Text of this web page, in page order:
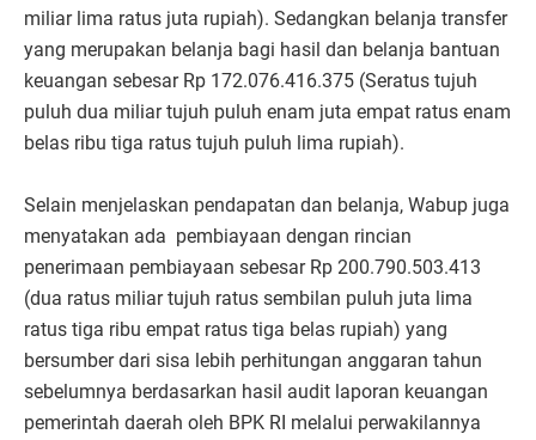
miliar lima ratus juta rupiah). Sedangkan belanja transfer
yang merupakan belanja bagi hasil dan belanja bantuan
keuangan sebesar Rp 172.076.416.375 (Seratus tujuh
puluh dua miliar tujuh puluh enam juta empat ratus enam
belas ribu tiga ratus tujuh puluh lima rupiah).
Selain menjelaskan pendapatan dan belanja, Wabup juga
menyatakan ada pembiayaan dengan rincian
penerimaan pembiayaan sebesar Rp 200.790.503.413
(dua ratus miliar tujuh ratus sembilan puluh juta lima
ratus tiga ribu empat ratus tiga belas rupiah) yang
bersumber dari sisa lebih perhitungan anggaran tahun
sebelumnya berdasarkan hasil audit laporan keuangan
pemerintah daerah oleh BPK RI melalui perwakilannya